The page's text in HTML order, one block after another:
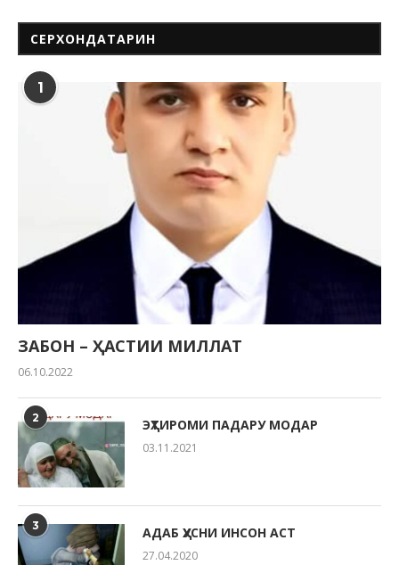
СЕРХОНДАТАРИН
1
ЗАБОН – ҲАСТИИ МИЛЛАТ
06.10.2022
2 ЭҲТИРОМИ ПАДАРУ МОДАР
03.11.2021
3 АДАБ ҲУСНИ ИНСОН АСТ
27.04.2020